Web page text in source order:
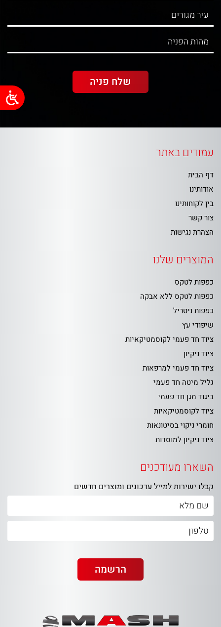
עמודים באתר
דף הבית
אודותינו
בין לקוחותינו
צור קשר
הצהרת נגישות
המוצרים שלנו
כפפות לטקס
כפפות לטקס ללא אבקה
כפפות ניטריל
שיפודי עץ
ציוד חד פעמי לקוסמטיקאיות
ציוד ניקיון
ציוד חד פעמי למרפאות
גליל מיטה חד פעמי
ביגוד מגן חד פעמי
ציוד לקוסמטיקאיות
חומרי ניקוי בסיטונאות
ציוד ניקיון למוסדות
השארו מעודכנים
קבלו ישירות למייל עדכונים ומוצרים חדשים